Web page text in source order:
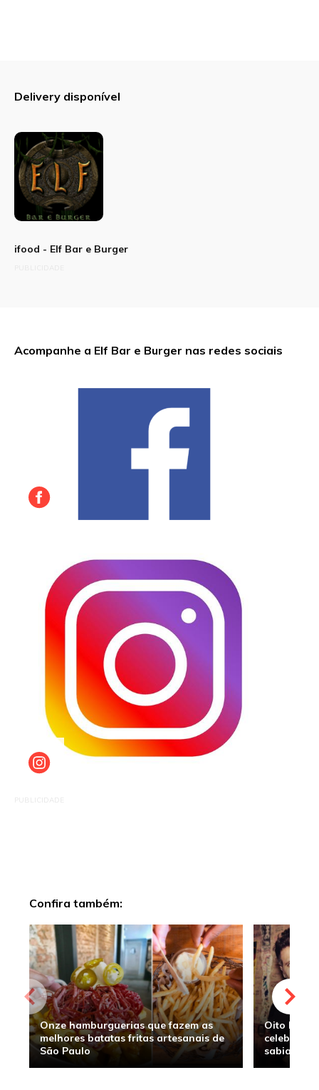
Delivery disponível
ifood - Elf Bar e Burger
Acompanhe a Elf Bar e Burger nas redes sociais
PUBLICIDADE
Confira também:
Onze hamburguerias que fazem as
melhores batatas fritas artesanais de
São Paulo
Oito
sabia